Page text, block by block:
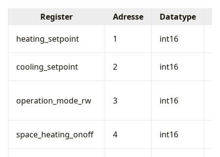
Register Adresse Datatype
heating_setpoint 1 int16
cooling_setpoint 2 int16
operation_mode_rw 3 int16
space_heating_onoff 4 int16